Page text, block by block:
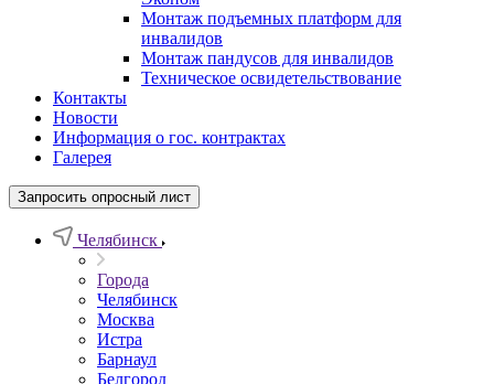
Монтаж подъемных платформ для
инвалидов
Монтаж пандусов для инвалидов
Техническое освидетельствование
Контакты
Новости
Информация о гос. контрактах
Галерея
Запросить опросный лист
Челябинск
Города
Челябинск
Москва
Истра
Барнаул
Белгород